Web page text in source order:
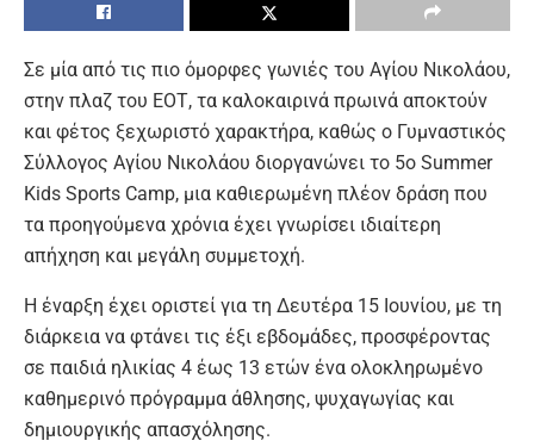
Σε μία από τις πιο όμορφες γωνιές του Αγίου Νικολάου,
στην πλαζ του ΕΟΤ, τα καλοκαιρινά πρωινά αποκτούν
και φέτος ξεχωριστό χαρακτήρα, καθώς ο Γυμναστικός
Σύλλογος Αγίου Νικολάου διοργανώνει το 5ο Summer
Kids Sports Camp, μια καθιερωμένη πλέον δράση που
τα προηγούμενα χρόνια έχει γνωρίσει ιδιαίτερη
απήχηση και μεγάλη συμμετοχή.
Η έναρξη έχει οριστεί για τη Δευτέρα 15 Ιουνίου, με τη
διάρκεια να φτάνει τις έξι εβδομάδες, προσφέροντας
σε παιδιά ηλικίας 4 έως 13 ετών ένα ολοκληρωμένο
καθημερινό πρόγραμμα άθλησης, ψυχαγωγίας και
δημιουργικής απασχόλησης.